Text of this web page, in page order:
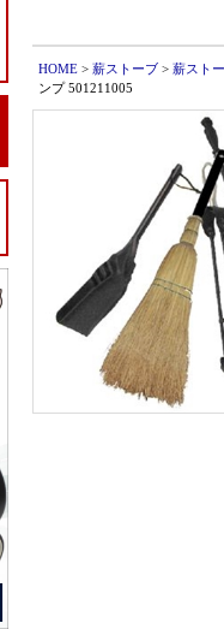
HOME > 薪ストーブ > 薪スト
ンプ 501211005